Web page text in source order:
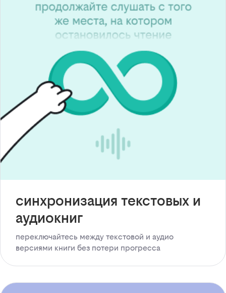
синхронизация текстовых и
аудиокниг
переключайтесь между текстовой и аудио
версиями книги без потери прогресса